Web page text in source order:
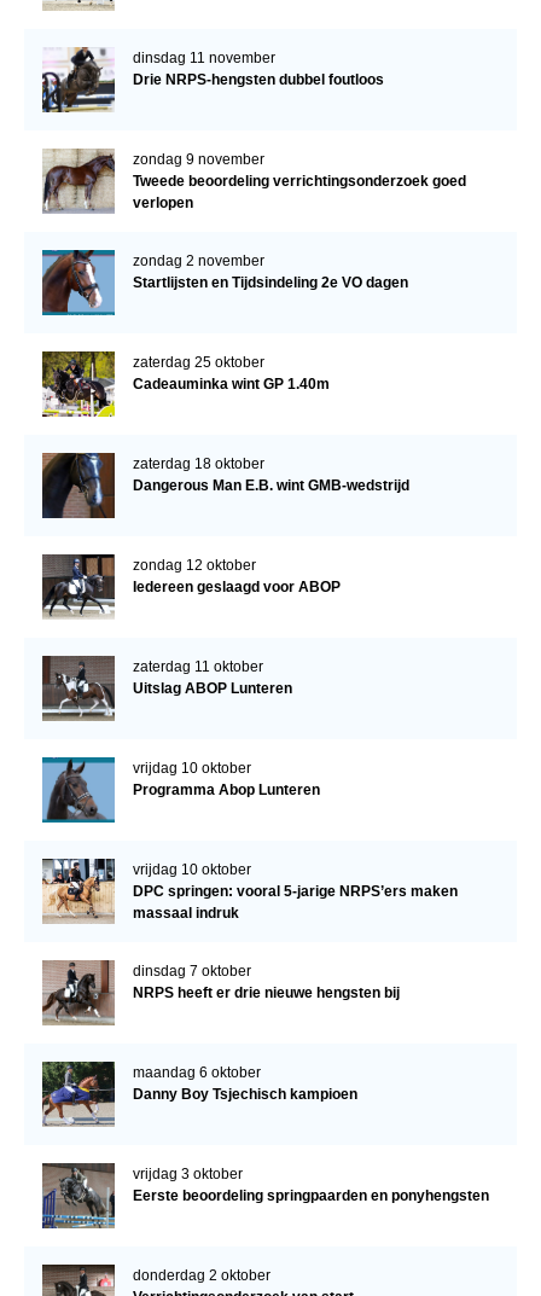
dinsdag 11 november
Drie NRPS-hengsten dubbel foutloos
zondag 9 november
Tweede beoordeling verrichtingsonderzoek goed
verlopen
zondag 2 november
Startlijsten en Tijdsindeling 2e VO dagen
zaterdag 25 oktober
Cadeauminka wint GP 1.40m
zaterdag 18 oktober
Dangerous Man E.B. wint GMB-wedstrijd
zondag 12 oktober
Iedereen geslaagd voor ABOP
zaterdag 11 oktober
Uitslag ABOP Lunteren
vrijdag 10 oktober
Programma Abop Lunteren
vrijdag 10 oktober
DPC springen: vooral 5-jarige NRPS’ers maken
massaal indruk
dinsdag 7 oktober
NRPS heeft er drie nieuwe hengsten bij
maandag 6 oktober
Danny Boy Tsjechisch kampioen
vrijdag 3 oktober
Eerste beoordeling springpaarden en ponyhengsten
donderdag 2 oktober